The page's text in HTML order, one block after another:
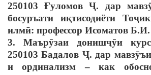
250103 Ғуломов Ҷ. дар
босуръати иқтисодиёти
илмӣ: профессор Исоматов Б.И.
3. Маърӯзаи донишҷӯи
250103 Бадалов Ҷ. дар
и ординализм – как